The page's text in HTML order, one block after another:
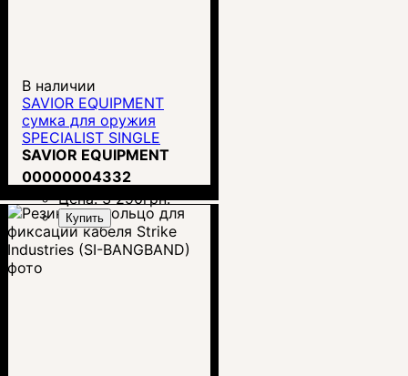
В наличии
SAVIOR EQUIPMENT
сумка для оружия
SPECIALIST SINGLE
RIFLE CASE - 36"
SAVIOR EQUIPMENT
00000004332
Цена:3 290грн.
Купить